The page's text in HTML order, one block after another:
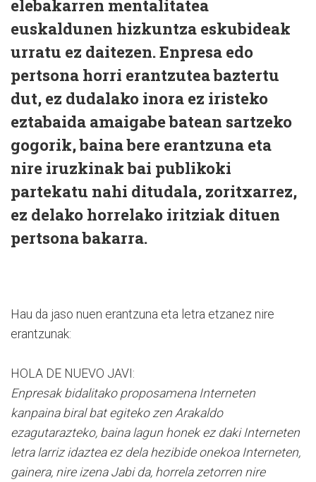
elebakarren mentalitatea
euskaldunen hizkuntza eskubideak
urratu ez daitezen. Enpresa edo
pertsona horri erantzutea baztertu
dut, ez dudalako inora ez iristeko
eztabaida amaigabe batean sartzeko
gogorik, baina bere erantzuna eta
nire iruzkinak bai publikoki
partekatu nahi ditudala, zoritxarrez,
ez delako horrelako iritziak dituen
pertsona bakarra.
Hau da jaso nuen erantzuna eta letra etzanez nire
erantzunak:
HOLA DE NUEVO JAVI:
Enpresak bidalitako proposamena Interneten
kanpaina biral bat egiteko zen Arakaldo
ezagutarazteko, baina lagun honek ez daki Interneten
letra larriz idaztea ez dela hezibide onekoa Interneten,
gainera, nire izena Jabi da, horrela zetorren nire